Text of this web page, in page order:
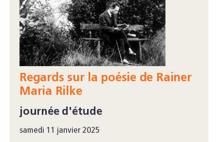
Regards sur la poésie de Rainer
Maria Rilke
journée d'étude
samedi 11 janvier 2025